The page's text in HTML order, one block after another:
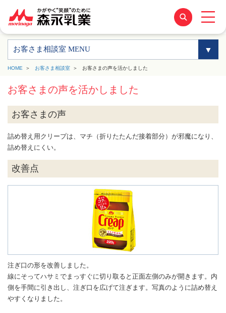
お客さま相談室 MENU
HOME お客さま相談室 お客さまの声を活かしました
お客さまの声を活かしました
お客さまの声
詰め替え用クリープは、マチ（折りたたんだ接着部分）が邪魔になり、
詰め替えにくい。
改善点
注ぎ口の形を改善しました。
線にそってハサミでまっすぐに切り取ると正面左側のみが開きます。内
側を手間に引き出し、注ぎ口を広げて注ぎます。写真のように詰め替え
やすくなりました。